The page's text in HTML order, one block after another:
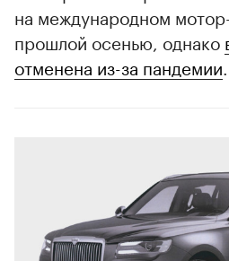
на международном
прошлой осенью, однако
отменена из-за пандемии